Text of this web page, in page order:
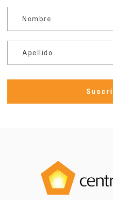
Nombre
Apellido